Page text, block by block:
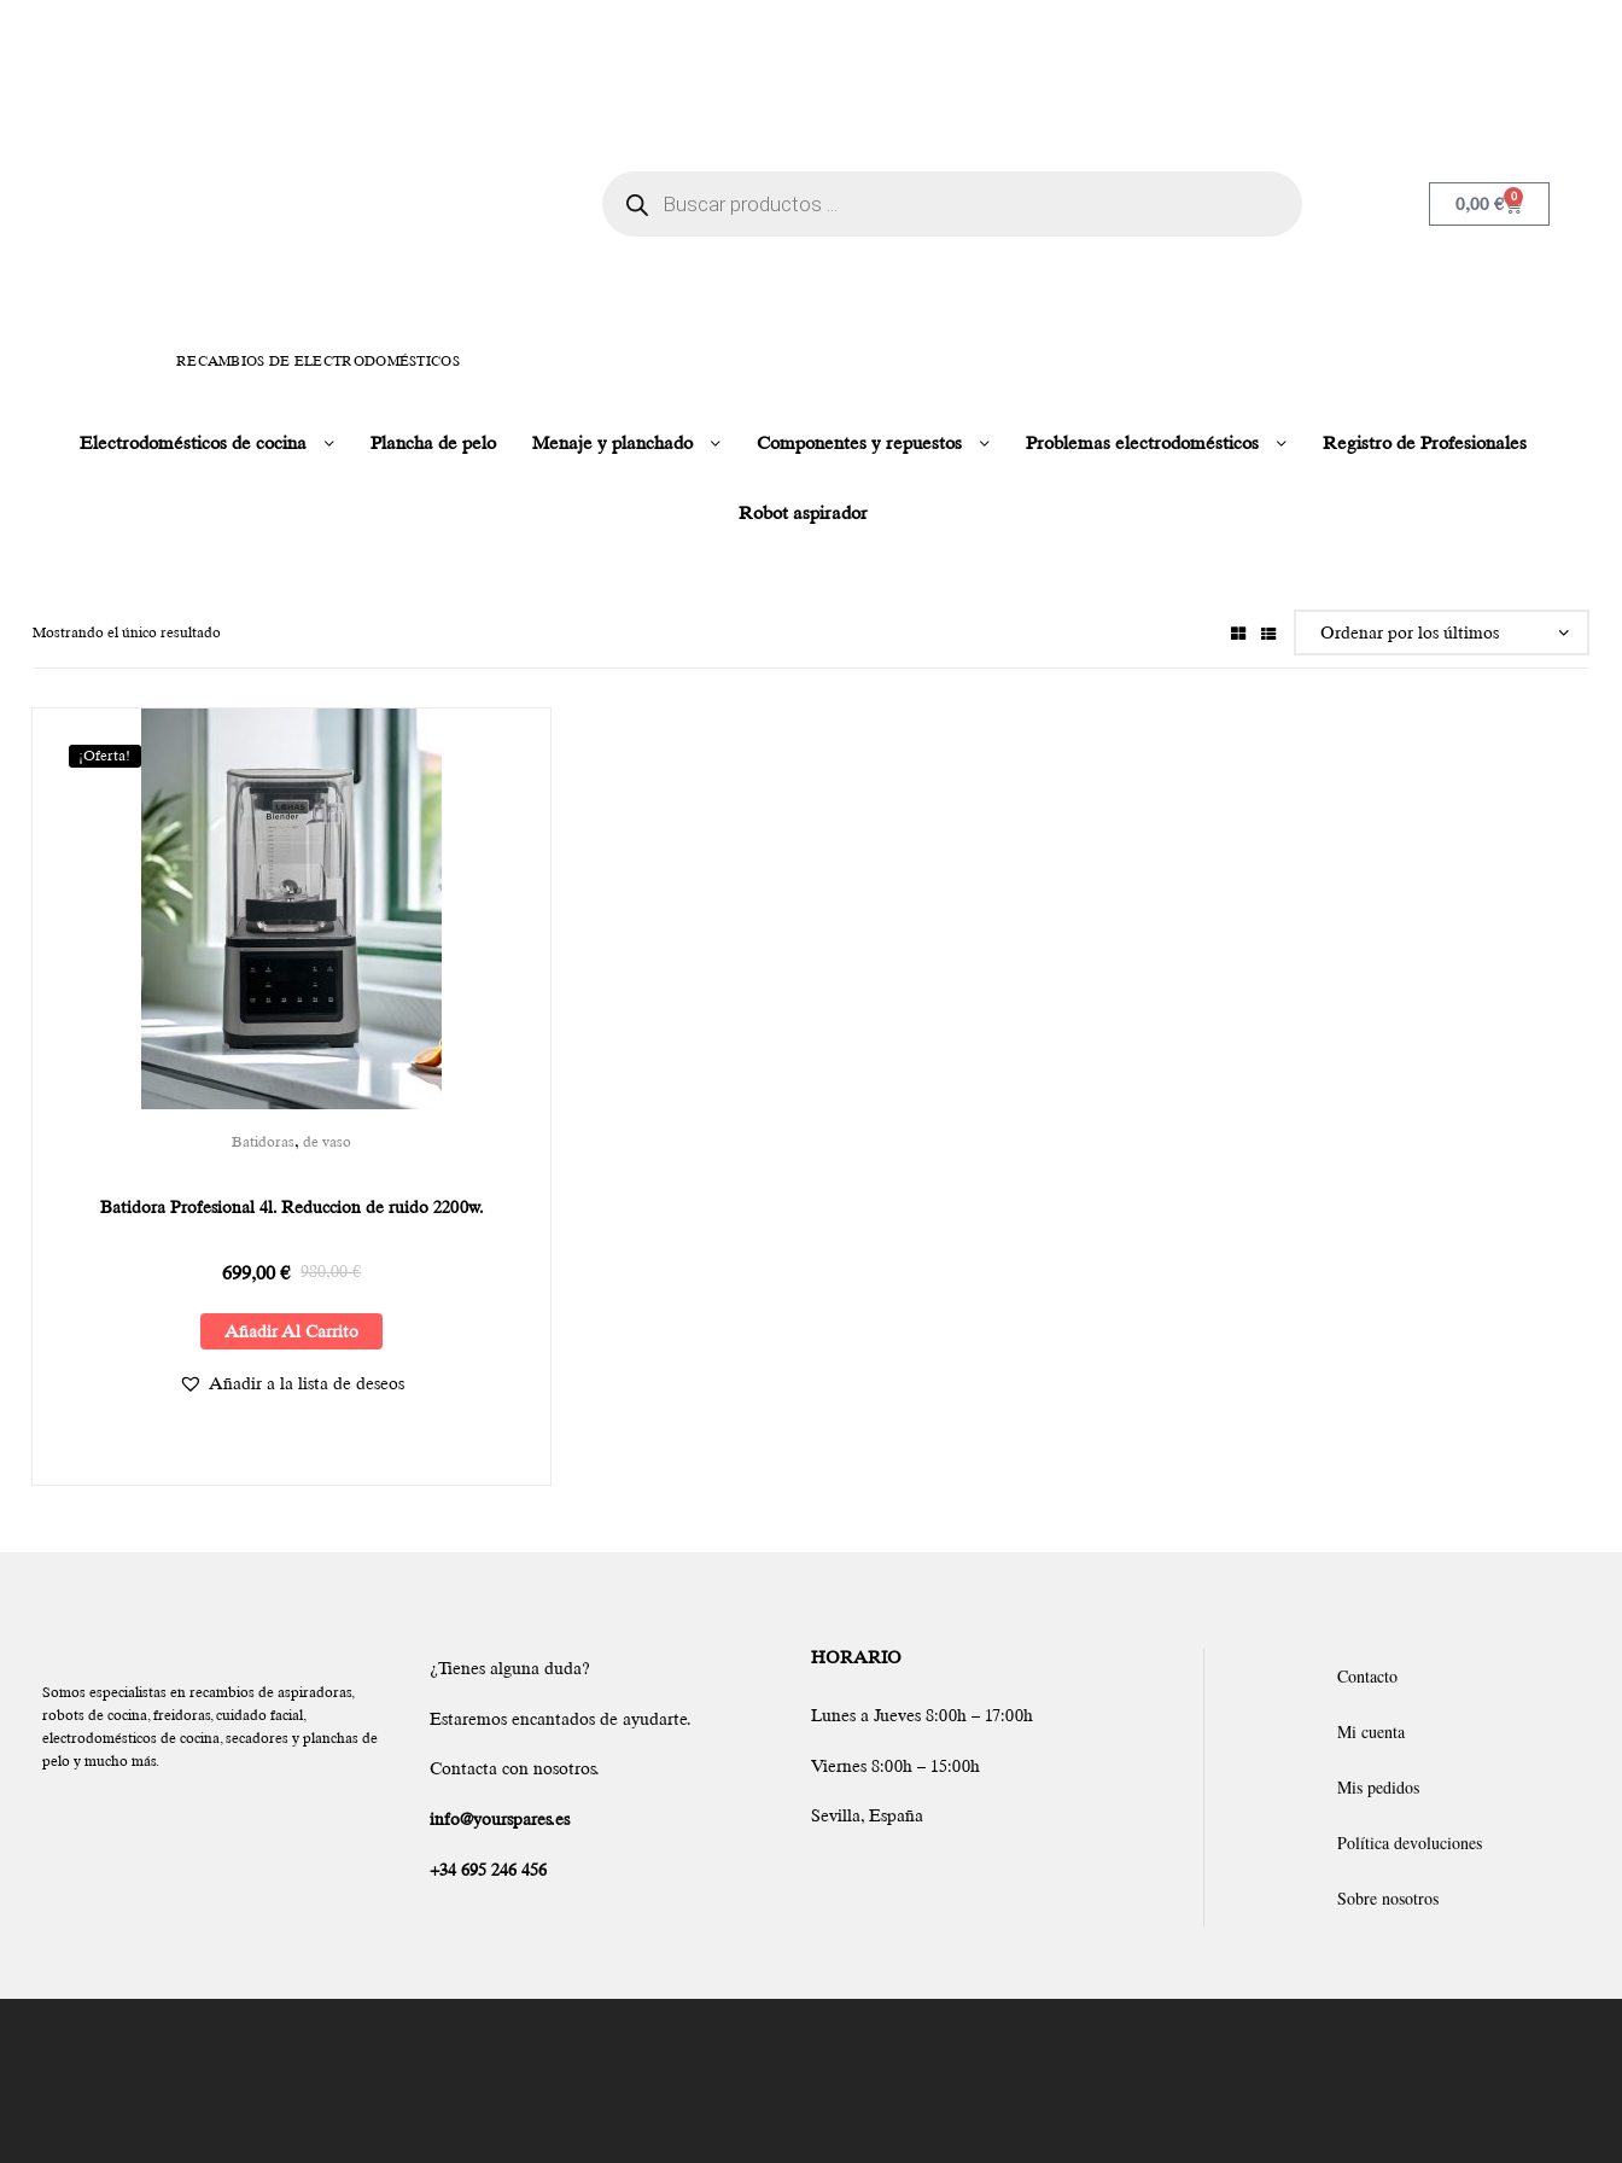
RECAMBIOS DE ELECTRODOMÉSTICOS
0,00€ 0
Electrodomésticos de cocina Plancha de pelo Menaje y planchado Componentes y repuestos Problemas electrodomésticos Registro de Profesionales
Robot aspirador
Mostrando el único resultado
¡Oferta!
Batidoras, de vaso
Batidora Profesional 4l. Reduccion de ruido 2200w.
980,00€
699,00€
Añadir Al Carrito
Añadir a la lista de deseos
Somos especialistas en recambios de aspiradoras,
robots de cocina, freidoras, cuidado facial,
electrodomésticos de cocina, secadores y planchas de
pelo y mucho más.
¿Tienes alguna duda?
Estaremos encantados de ayudarte.
Contacta con nosotros.
info@yourspares.es
+34 695 246 456
HORARIO
Lunes a Jueves 8:00h – 17:00h
Viernes 8:00h – 15:00h
Sevilla, España
Contacto
Mi cuenta
Mis pedidos
Política devoluciones
Sobre nosotros